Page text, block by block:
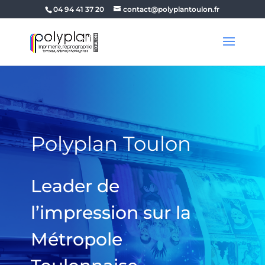
04 94 41 37 20 contact@polyplantoulon.fr
Polyplan Toulon
Leader de
l’impression sur la
Métropole